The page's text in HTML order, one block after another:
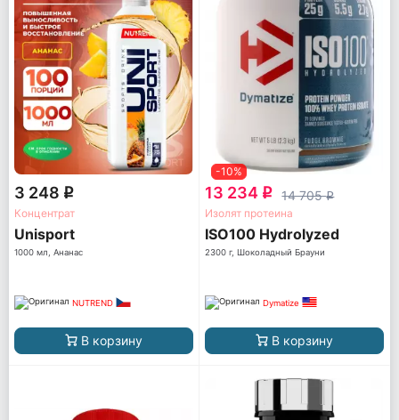
3 248 q
Концентрат
Unisport
1000 мл, Ананас
NUTREND
В корзину
-10%
13 234 q 14 705q
Изолят протеина
ISO100 Hydrolyzed
2300 г, Шоколадный Брауни
Dymatize
В корзину